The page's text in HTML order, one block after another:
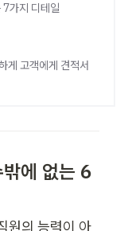
가지 디테일
게 고객에게 견적서
에 없는 6
원의 능력이 아